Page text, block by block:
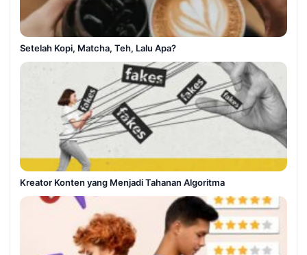
Setelah Kopi, Matcha, Teh, Lalu Apa?
Kreator Konten yang Menjadi Tahanan Algoritma